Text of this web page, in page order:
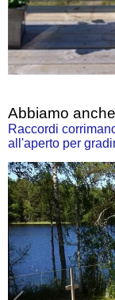
Abbiamo
Raccordi
all'aperto per